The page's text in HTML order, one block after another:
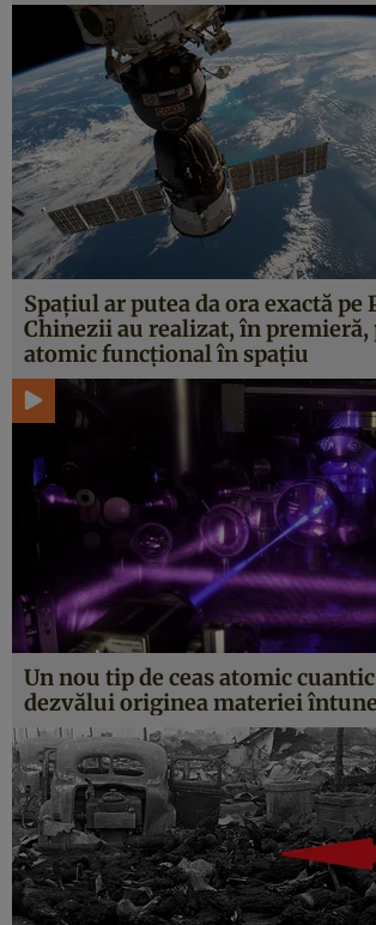
Spaţiul ar putea da ora exactă pe
Chinezii au realizat, în premieră,
atomic funcţional în spaţiu
Un nou tip de ceas atomic
dezvălui originea materiei